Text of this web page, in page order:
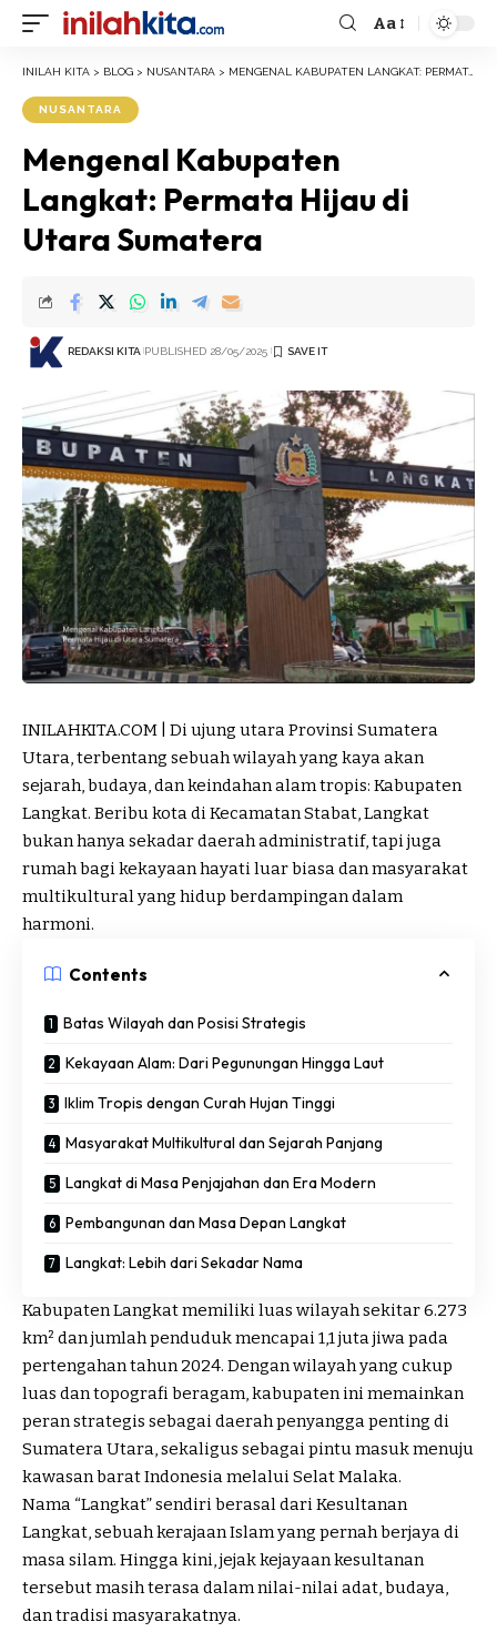
Font
Aa
INILAH KITA > BLOG > NUSANTARA > MENGENAL KABUPATEN LANGKAT: PERMATA HIJAU DI UTARA SUMATERA
NUSANTARA
Mengenal Kabupaten
Langkat: Permata Hijau di
Utara Sumatera
REDAKSI KITA PUBLISHED 28/05/2025
INILAHKITA.COM | Di ujung utara Provinsi Sumatera
Utara, terbentang sebuah wilayah yang kaya akan
sejarah, budaya, dan keindahan alam tropis: Kabupaten
Langkat. Beribu kota di Kecamatan Stabat, Langkat
bukan hanya sekadar daerah administratif, tapi juga
rumah bagi kekayaan hayati luar biasa dan masyarakat
multikultural yang hidup berdampingan dalam
harmoni.
Contents
Batas Wilayah dan Posisi Strategis
Kekayaan Alam: Dari Pegunungan Hingga Laut
Iklim Tropis dengan Curah Hujan Tinggi
Masyarakat Multikultural dan Sejarah Panjang
Langkat di Masa Penjajahan dan Era Modern
Pembangunan dan Masa Depan Langkat
Langkat: Lebih dari Sekadar Nama
Kabupaten Langkat memiliki luas wilayah sekitar 6.273
km² dan jumlah penduduk mencapai 1,1 juta jiwa pada
pertengahan tahun 2024. Dengan wilayah yang cukup
luas dan topografi beragam, kabupaten ini memainkan
peran strategis sebagai daerah penyangga penting di
Sumatera Utara, sekaligus sebagai pintu masuk menuju
kawasan barat Indonesia melalui Selat Malaka.
Nama “Langkat” sendiri berasal dari Kesultanan
Langkat, sebuah kerajaan Islam yang pernah berjaya di
masa silam. Hingga kini, jejak kejayaan kesultanan
tersebut masih terasa dalam nilai-nilai adat, budaya,
dan tradisi masyarakatnya.